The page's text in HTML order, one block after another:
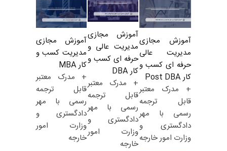
آموزش مجازی
مدیریت عالی
حرفه ای کسب و
کار Post DBA
+ مدرک معتبر
قابل ترجمه
رسمی با مهر
دادگستری و
وزارت امور خارجه
آموزش مجازی
مدیریت عالی و
حرفه ای کسب و
کار DBA
+ مدرک معتبر
قابل ترجمه
رسمی با مهر
دادگستری و
وزارت امور
خارجه
آموزش مجازی
مدیریت کسب و
کار MBA
+ مدرک معتبر
قابل ترجمه
رسمی با مهر
دادگستری و
وزارت امور
خارجه